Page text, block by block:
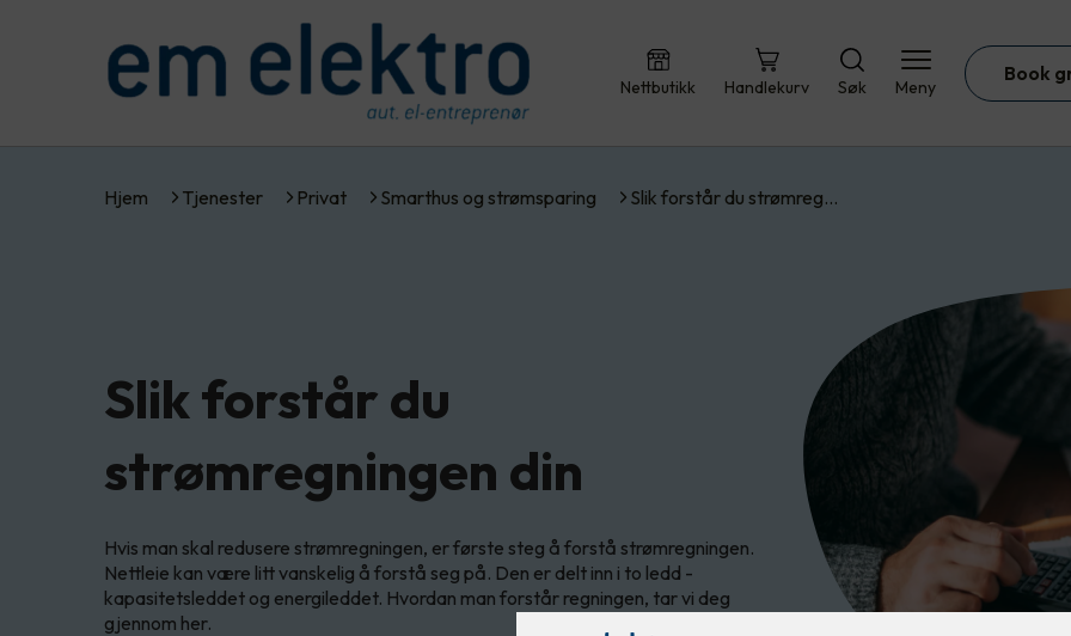
Nettbutikk Handlekurv Søk Meny
Book
Hjem Tjenester Privat Smarthus og strømsparing Slik forstår du strømreg…
Slik forstår du
strømregningen din
Hvis man skal redusere strømregningen, er første steg å forstå strømregningen.
Nettleie kan være litt vanskelig å forstå seg på. Den er delt inn i to ledd -
kapasitetsleddet og energileddet. Hvordan man forstår regningen, tar vi deg
gjennom her.